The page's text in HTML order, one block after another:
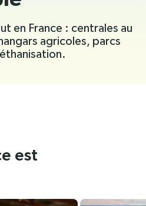
en France : centrales au
agricoles, parcs
est